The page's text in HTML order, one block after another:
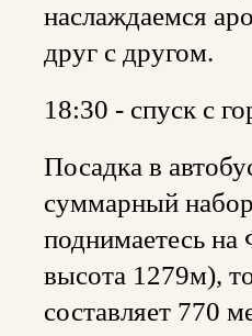
наслаждаемся
друг с другом.
18:30 - спуск с
Посадка в
суммарный
поднимаетесь на
высота 1279м),
составляет 770